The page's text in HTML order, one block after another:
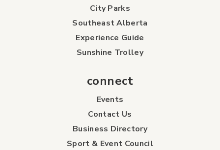
City Parks
Southeast Alberta
Experience Guide
Sunshine Trolley
connect
Events
Contact Us
Business Directory
Sport & Event Council